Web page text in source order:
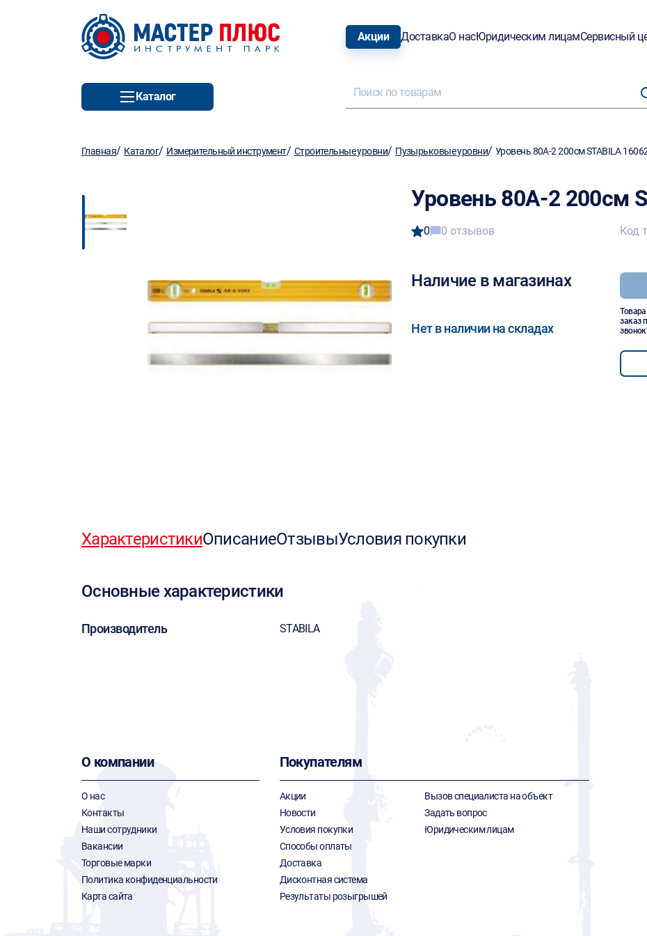
Акции ДоставкаО насЮридическим лицамСервисный
Каталог
Главная/ Каталог/ Измерительный инструмент/ Строительные уровни/ Пузырьковые уровни/Уровень 80А-2 200см STABILA
Уровень 80А-2 200см
0 0 отзывов
Наличие в магазинах
Нет в наличии на складах
Код
заказ
ХарактеристикиОписаниеОтзывыУсловия покупки
Основные характеристики
Производитель STABILA
О компании
О нас
Контакты
Наши сотрудники
Вакансии
Торговые марки
Политика конфиденциальности
Карта сайта
Покупателям
Акции
Новости
Условия покупки
Способы оплаты
Доставка
Дисконтная система
Результаты розыгрышей
Вызов специалиста на объект
Задать вопрос
Юридическим лицам